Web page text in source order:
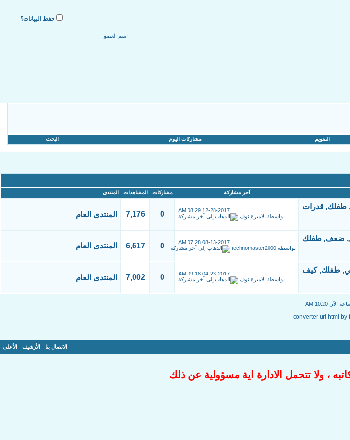
حفظ البيانات؟
التقويم مشاركات اليوم البحث
آخر مشاركة مشاركات المشاهدات المنتدى
12-28-2017
08:29 AM
بواسطة الاميرة نوف 0
7,176 المنتدى العام
08-13-2017
07:28 AM
بواسطة technomaster2000
0
6,617 المنتدى العام
04-23-2017
09:18 AM
بواسطة الاميرة نوف 0
7,002 المنتدى العام
الآن10:20 AM
converter url html by
الاتصال بنا الأرشيف الأعلى
، ولا تتحمل الادارة اية مسؤولية عن ذلك